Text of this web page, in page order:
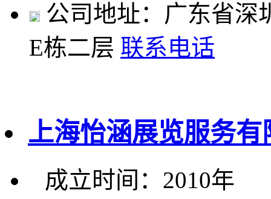
公司地址：广东省深
E栋二层 联系电话
上海怡涵展览服务有
成立时间：2010年